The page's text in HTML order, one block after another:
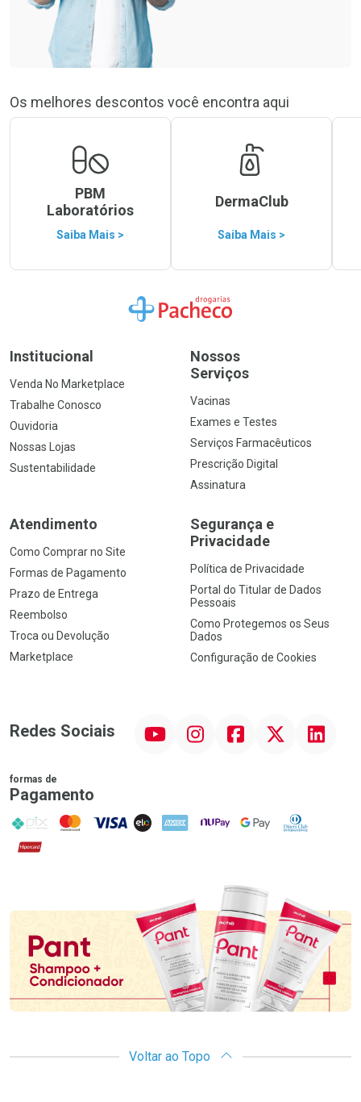
Os melhores descontos você encontra aqui
PBM
Laboratórios
Saiba Mais >
DermaClub
Saiba Mais >
Ir para a Home
Institucional
Venda No Marketplace
Trabalhe Conosco
Ouvidoria
Nossas Lojas
Sustentabilidade
Nossos
Serviços
Vacinas
Exames e Testes
Serviços Farmacêuticos
Prescrição Digital
Assinatura
Atendimento
Como Comprar no Site
Formas de Pagamento
Prazo de Entrega
Reembolso
Troca ou Devolução
Marketplace
Segurança e
Privacidade
Política de Privacidade
Portal do Titular de Dados
Pessoais
Como Protegemos os Seus
Dados
Configuração de Cookies
Redes Sociais InstagramFacebookTwitter Linkedin
formas de
Pagamento
PIX MasterCard
VISA ELO AMEX NuPay Google PayDiners Club
Hipercard
Promoção em Destaque
Voltar ao Topo